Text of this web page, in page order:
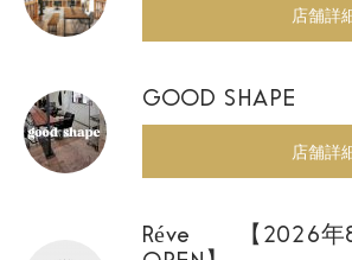
店舗詳
GOOD SHAPE
店舗詳
Réve 【2026年